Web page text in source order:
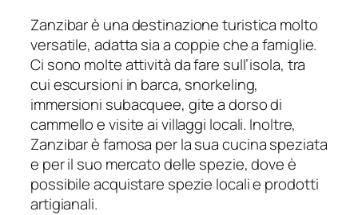
Zanzibar è una destinazione turistica molto
versatile, adatta sia a coppie che a famiglie.
Ci sono molte attività da fare sull’isola, tra
cui escursioni in barca, snorkeling,
immersioni subacquee, gite a dorso di
cammello e visite ai villaggi locali. Inoltre,
Zanzibar è famosa per la sua cucina speziata
e per il suo mercato delle spezie, dove è
possibile acquistare spezie locali e prodotti
artigianali.